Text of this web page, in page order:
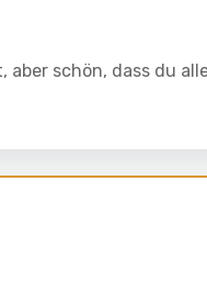
aber schön, dass du